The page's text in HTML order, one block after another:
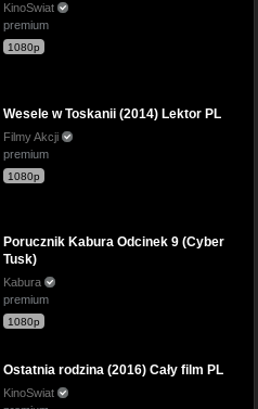
KinoSwiat
premium
1080p
Wesele w Toskanii (2014) Lektor PL
Filmy Akcji
premium
1080p
Porucznik Kabura Odcinek 9 (Cyber
Tusk)
Kabura
premium
1080p
Ostatnia rodzina (2016) Cały film PL
KinoSwiat